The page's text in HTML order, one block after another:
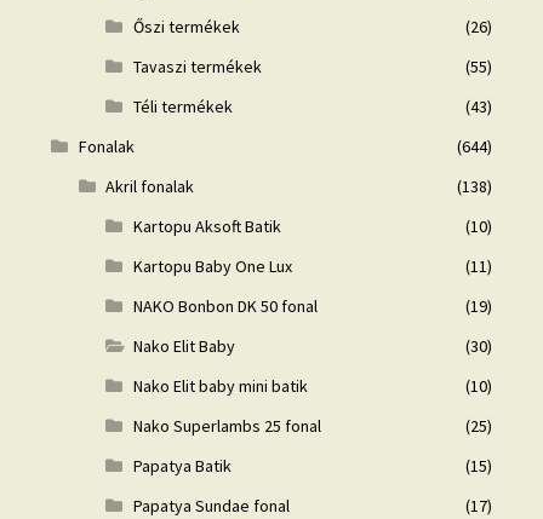
Őszi termékek
(26)
Tavaszi termékek
(55)
Téli termékek
(43)
Fonalak
(644)
Akril fonalak
(138)
Kartopu Aksoft Batik
(10)
Kartopu Baby One Lux
(11)
NAKO Bonbon DK 50 fonal
(19)
Nako Elit Baby
(30)
Nako Elit baby mini batik
(10)
Nako Superlambs 25 fonal
(25)
Papatya Batik
(15)
Papatya Sundae fonal
(17)